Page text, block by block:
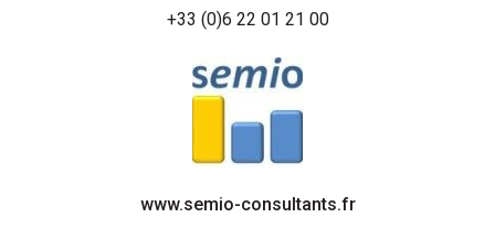
+33 (0)6 22 01 21 00
www.semio-consultants.fr